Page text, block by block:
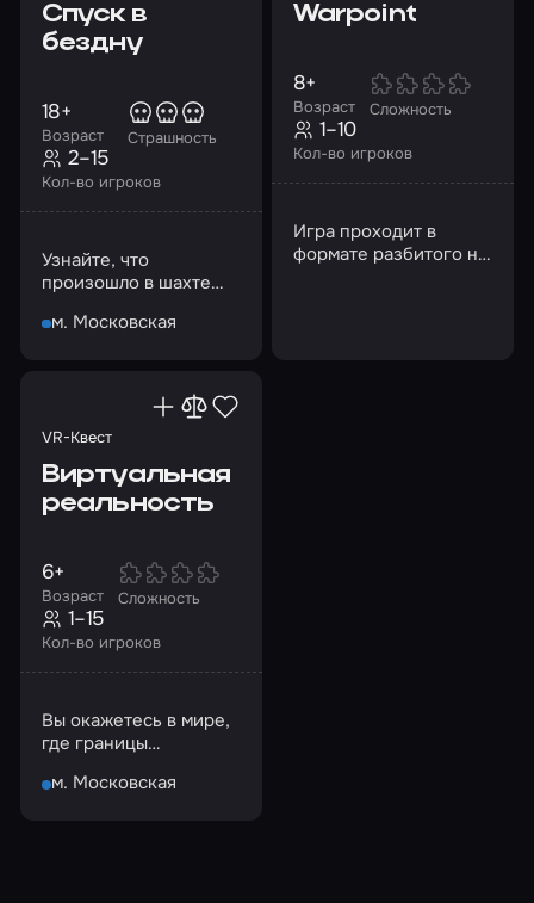
Спуск в
бездну
Возраст
18+
Страшность
Кол-во игроков
2–15
Узнайте, что
произошло в шахте
м. Московская
Warpoint
Возраст
8+
Сложность
Кол-во игроков
1–10
Игра проходит в
формате разбитого на
VR-Квест
Виртуальная
реальность
Возраст
6+
Сложность
Кол-во игроков
1–15
Вы окажетесь в мире,
где границы
м. Московская